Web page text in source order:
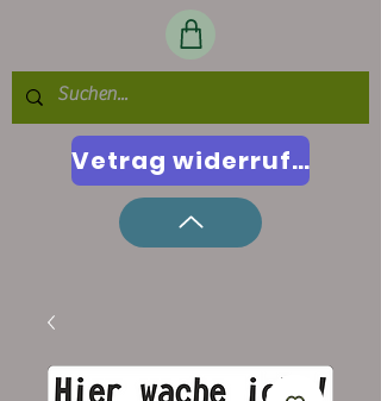
Vetrag widerrufen